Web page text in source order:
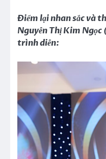
Điểm lại nhan sắc và
Nguyễn Thị Kim
trình diễn: